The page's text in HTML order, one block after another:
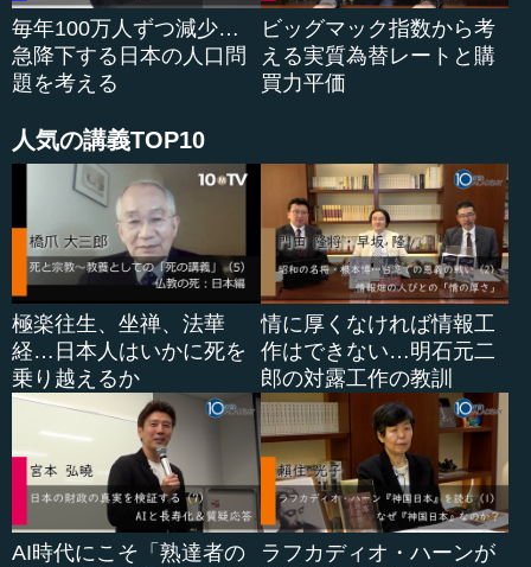
●ポスト・プーチンの時代にあり得る再民主化という
プロセス
―― その点でい...
毎年100万人ずつ減少…
急降下する日本の人口問
題を考える
ビッグマック指数から考
える実質為替レートと購
買力平価
人気の講義TOP10
極楽往生、坐禅、法華
経…日本人はいかに死を
乗り越えるか
情に厚くなければ情報工
作はできない…明石元二
郎の対露工作の教訓
AI時代にこそ「熟達者の
ラフカディオ・ハーンが